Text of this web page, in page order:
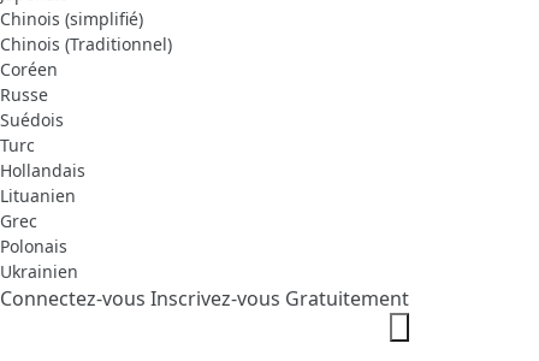
Chinois (simplifié)
Chinois (Traditionnel)
Coréen
Russe
Suédois
Turc
Hollandais
Lituanien
Grec
Polonais
Ukrainien
Connectez-vous Inscrivez-vous Gratuitement